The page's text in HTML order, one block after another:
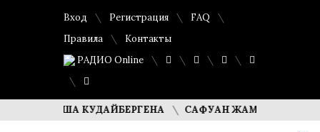
Вход Регистрация
FAQ
Правила
Контакты
РАДИО Online
КУДАЙБЕРГЕНА САФУАН ЖАМПЕИСОВ: «МЫ